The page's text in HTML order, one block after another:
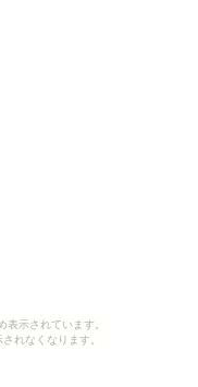
表示されています。
れなくなります。